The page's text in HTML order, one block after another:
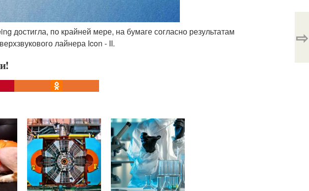
достигла, по крайней мере, на бумаге согласно результатам
лайнера Icon - II.
⇨